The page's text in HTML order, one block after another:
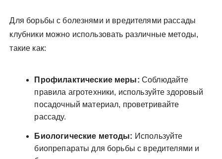
Для борьбы с болезнями и вредителями рассады
клубники можно использовать различные методы,
такие как:
Профилактические меры: Соблюдайте
правила агротехники, используйте здоровый
посадочный материал, проветривайте
рассаду.
Биологические методы: Используйте
биопрепараты для борьбы с вредителями и